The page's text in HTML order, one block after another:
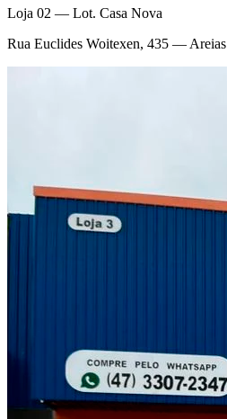
Loja 02 — Lot. Casa Nova
Rua Euclides Woitexen, 435 —